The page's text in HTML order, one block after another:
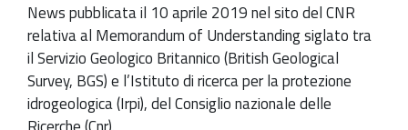
News pubblicata il 10 aprile 2019 nel sito del CNR
relativa al Memorandum of Understanding siglato tra
il Servizio Geologico Britannico (British Geological
Survey, BGS) e l’Istituto di ricerca per la protezione
idrogeologica (Irpi), del Consiglio nazionale delle